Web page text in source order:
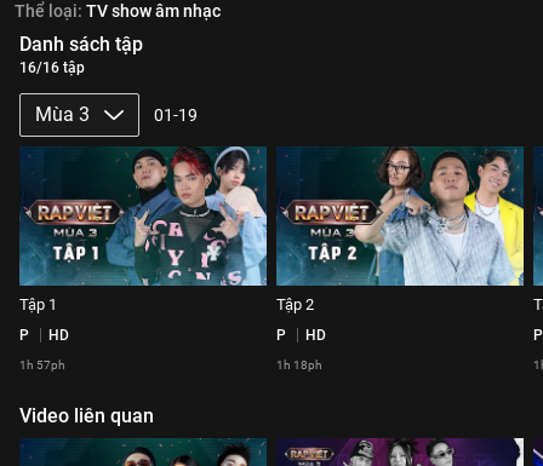
Thể loại: TV show âm nhạc
Danh sách tập
16/16 tập
Mùa 3 01-19
Tập 1
P HD
1h 57ph
Tập 2
P HD
1h 18ph
P
Video liên quan